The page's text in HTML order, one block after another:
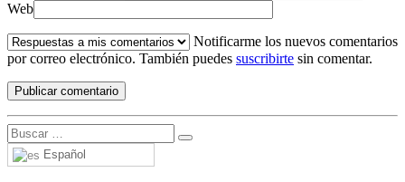
Web
Notificarme los nuevos comentarios
por correo electrónico. También puedes suscribirte sin comentar.
Español